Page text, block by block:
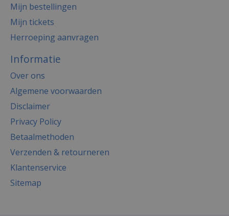
Mijn bestellingen
Mijn tickets
Herroeping aanvragen
Informatie
Over ons
Algemene voorwaarden
Disclaimer
Privacy Policy
Betaalmethoden
Verzenden & retourneren
Klantenservice
Sitemap